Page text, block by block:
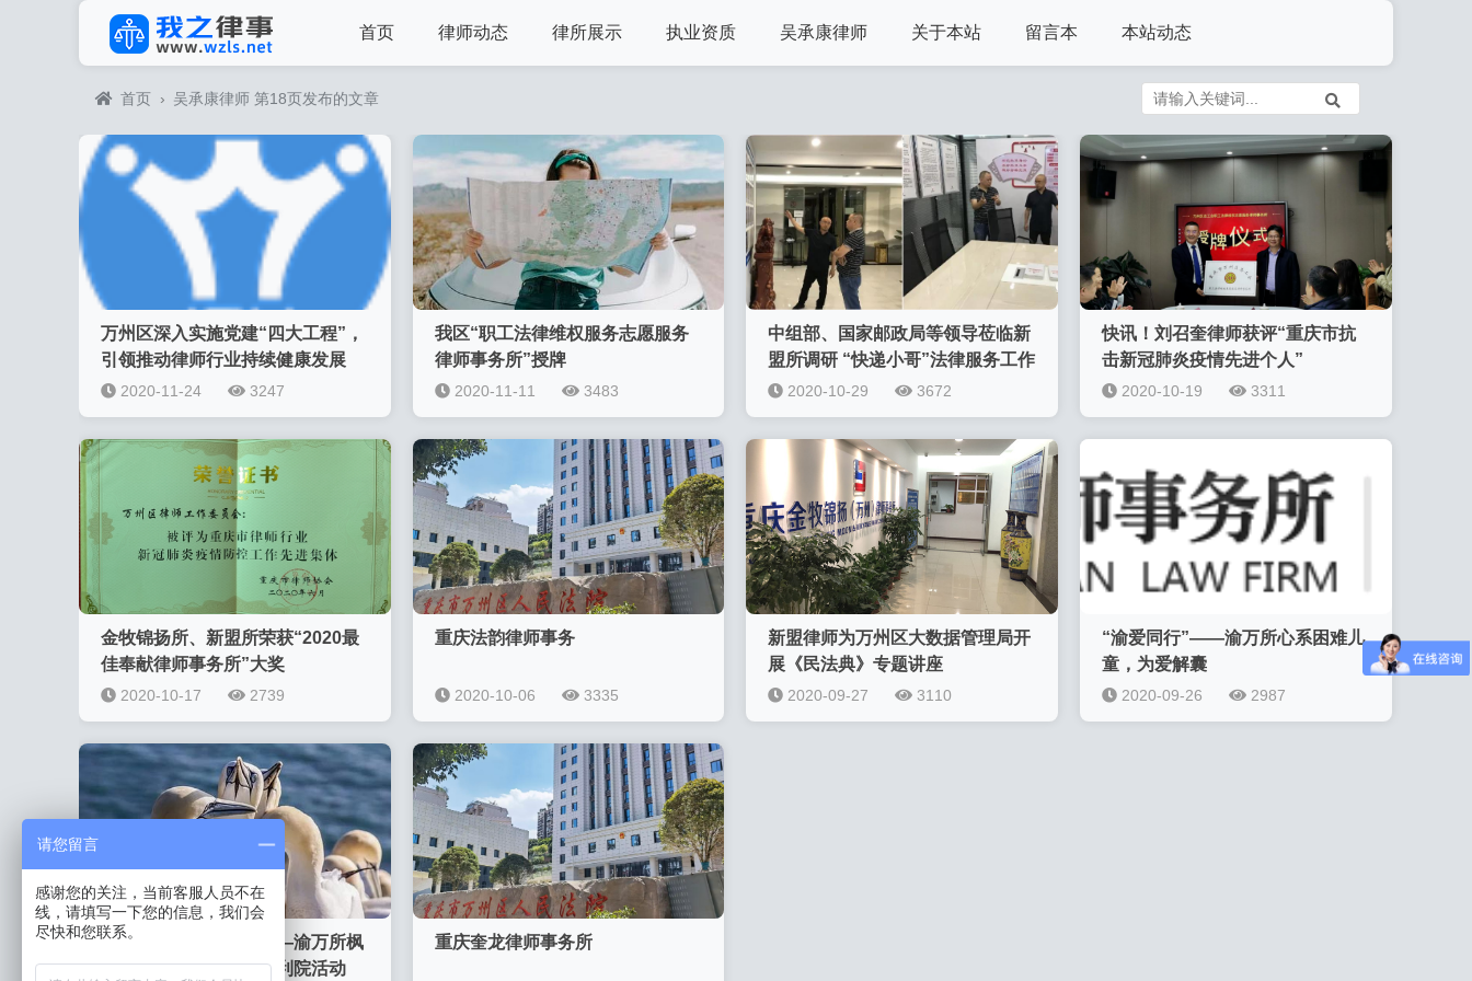
首页 律师动态 律所展示 执业资质 吴承康律师 关于本站 留言本 本站动态
首页 › 吴承康律师 第18页发布的文章
万州区深入实施党建“四大工程”，
引领推动律师行业持续健康发展
2020-11-24 3247
我区“职工法律维权服务志愿服务
律师事务所”授牌
2020-11-11 3483
中组部、国家邮政局等领导莅临新
盟所调研 “快递小哥”法律服务工作
2020-10-29 3672
快讯！刘召奎律师获评“重庆市抗
击新冠肺炎疫情先进个人”
2020-10-19 3311
金牧锦扬所、新盟所荣获“2020最
佳奉献律师事务所”大奖
2020-10-17 2739
重庆法韵律师事务
2020-10-06 3335
新盟律师为万州区大数据管理局开
展《民法典》专题讲座
2020-09-27 3110
“渝爱同行”——渝万所心系困难儿
童，为爱解囊
2020-09-26 2987
网络安全，人人有责——渝万所枫
桥小分队开展送法进福利院活动
重庆奎龙律师事务所
请您留言
感谢您的关注，当前客服人员不在
线，请填写一下您的信息，我们会
尽快和您联系。